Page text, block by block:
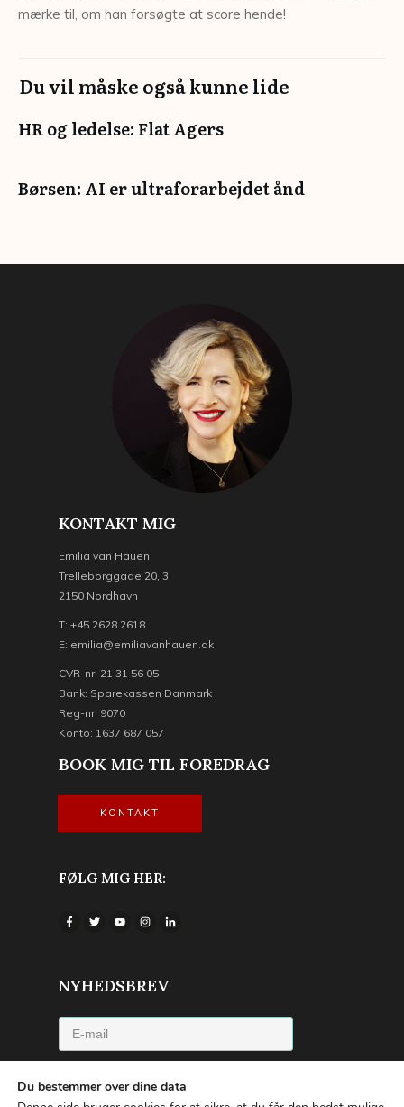
mærke til, om han forsøgte at score hende!
Du vil måske også kunne lide
HR og ledelse: Flat Agers
Børsen: AI er ultraforarbejdet ånd
KONTAKT MIG
Emilia van Hauen
Trelleborggade 20, 3
2150 Nordhavn
T: +45 2628 2618
E: emilia@emiliavanhauen.dk
CVR-nr: 21 31 56 05
Bank: Sparekassen Danmark
Reg-nr: 9070
Konto: 1637 687 057
BOOK MIG TIL FOREDRAG
KONTAKT
FØLG MIG HER:
NYHEDSBREV
Du bestemmer over dine data